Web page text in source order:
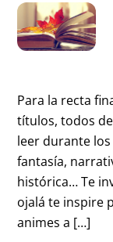
Para la recta
títulos, todos
leer durante
fantasía,
histórica… Te
ojalá te inspire
animes a […]